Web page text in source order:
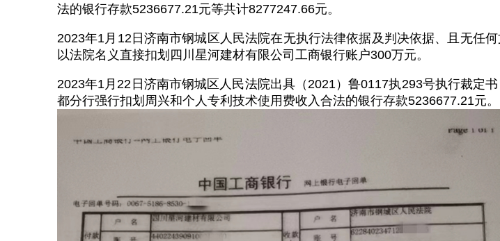
法的银行存款5236677.21元等共计8277247.66元。
2023年1月12日济南市钢城区人民法院在无执行法律依据及判决依据、且无任何
以法院名义直接扣划四川星河建材有限公司工商银行账户300万元。
2023年1月22日济南市钢城区人民法院出具（2021）鲁0117执293号执行裁定
都分行强行扣划周兴和个人专利技术使用费收入合法的银行存款5236677.21元。